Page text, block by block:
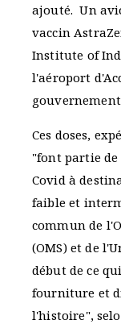
ajouté. Un
vaccin
Institute of
l'aéroport
Ces doses,
"font partie de
Covid à
faible et
commun de
(OMS) et de
début de ce
fourniture et
l'histoire",